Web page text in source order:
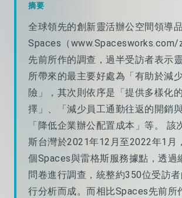
摘要
全球領先的創新靈活辦公空間領導
Spaces（
先前所作的調查，過半受訪者表示
所帶來的最主要好處為「有助於減
險」，其次則依序是「提供多樣化
擇」、「減少員工通勤往返的開銷
「降低企業辦公配置成本」等。 該
斯台灣於2021年12月至2022年1月
個Spaces與雷格斯服務據點，透過
問卷進行調查，統整約350位受訪
行分析而成。而相比Spaces先前所